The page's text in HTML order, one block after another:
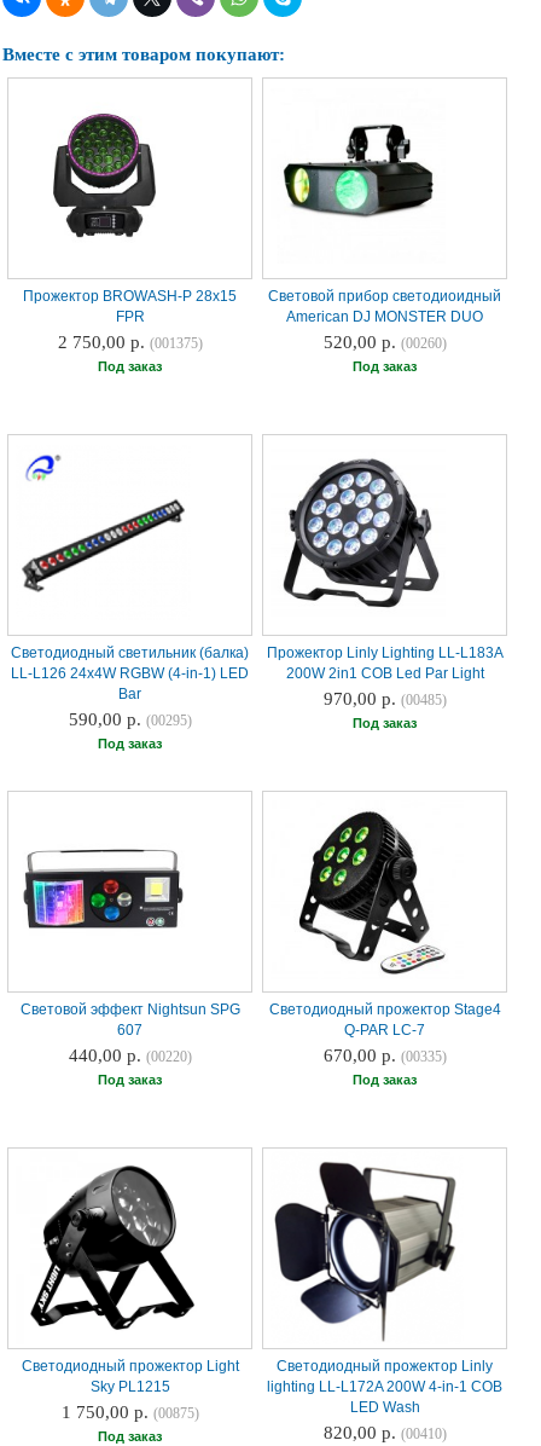
Вместе с этим товаром покупают:
Прожектор BROWASH-P 28x15
FPR
2 750,00 р. (001375)
Под заказ
Световой прибор светодиоидный
American DJ MONSTER DUO
520,00 р. (00260)
Под заказ
Светодиодный светильник (балка)
LL-L126 24x4W RGBW (4-in-1) LED
Bar
590,00 р. (00295)
Под заказ
Прожектор Linly Lighting LL-L183A
200W 2in1 COB Led Par Light
970,00 р. (00485)
Под заказ
Световой эффект Nightsun SPG
607
440,00 р. (00220)
Под заказ
Светодиодный прожектор Stage4
Q-PAR LC-7
670,00 р. (00335)
Под заказ
Светодиодный прожектор Light
Sky PL1215
1 750,00 р. (00875)
Под заказ
Светодиодный прожектор Linly
lighting LL-L172A 200W 4-in-1 COB
LED Wash
820,00 р. (00410)